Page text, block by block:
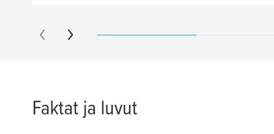
Faktat ja luvut